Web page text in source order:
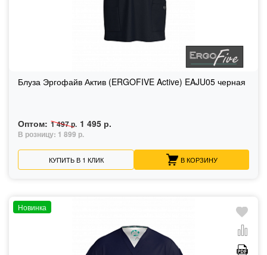
Блуза Эргофайв Актив (ERGOFIVE Active) EAJU05 черная
Оптом: 1 497 р. 1 495 р.
В розницу: 1 899 р.
КУПИТЬ В 1 КЛИК В КОРЗИНУ
Новинка